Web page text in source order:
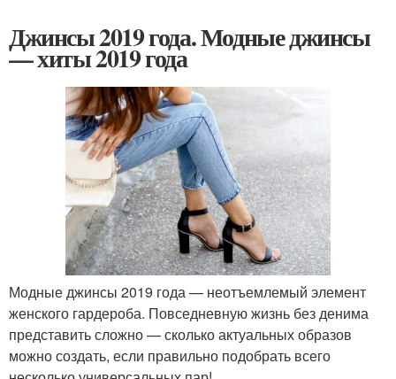
Джинсы 2019 года. Модные джинсы
— хиты 2019 года
Модные джинсы 2019 года — неотъемлемый элемент
женского гардероба. Повседневную жизнь без денима
представить сложно — сколько актуальных образов
можно создать, если правильно подобрать всего